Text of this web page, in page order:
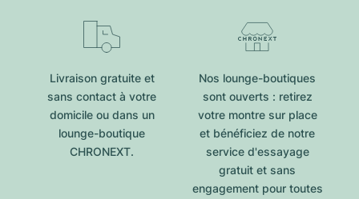
Livraison gratuite et
sans contact à votre
domicile ou dans un
lounge-boutique
CHRONEXT.
Nos lounge-boutiques
sont ouverts : retirez
votre montre sur place
et bénéficiez de notre
service d'essayage
gratuit et sans
engagement pour toutes